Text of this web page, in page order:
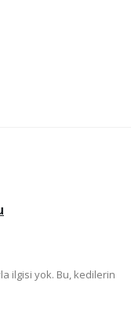
ilgisi yok. Bu, kedilerin